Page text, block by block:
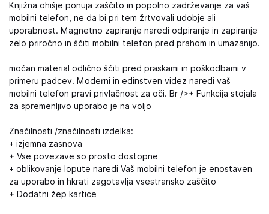
Knjižna ohišje ponuja zaščito in popolno zadrževanje za vaš
mobilni telefon, ne da bi pri tem žrtvovali udobje ali
uporabnost. Magnetno zapiranje naredi odpiranje in zapiranje
zelo priročno in ščiti mobilni telefon pred prahom in umazanijo.
močan material odlično ščiti pred praskami in poškodbami v
primeru padcev. Moderni in edinstven videz naredi vaš
mobilni telefon pravi privlačnost za oči. Br />+ Funkcija stojala
za spremenljivo uporabo je na voljo
Značilnosti /značilnosti izdelka:
+ izjemna zasnova
+ Vse povezave so prosto dostopne
+ oblikovanje lopute naredi Vaš mobilni telefon je enostaven
za uporabo in hkrati zagotavlja vsestransko zaščito
+ Dodatni žep kartice